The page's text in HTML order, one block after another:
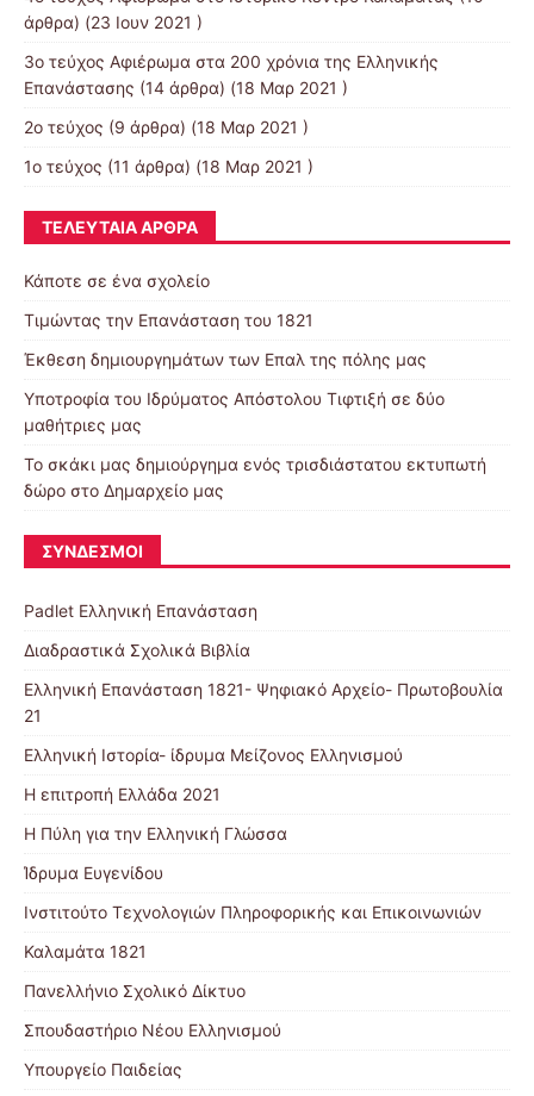
άρθρα) (23 Ιουν 2021 )
3o τεύχος Αφιέρωμα στα 200 χρόνια της Ελληνικής
Επανάστασης (14 άρθρα) (18 Μαρ 2021 )
2ο τεύχος (9 άρθρα) (18 Μαρ 2021 )
1ο τεύχος (11 άρθρα) (18 Μαρ 2021 )
ΤΕΛΕΥΤΑΊΑ ΆΡΘΡΑ
Κάποτε σε ένα σχολείο
Τιμώντας την Επανάσταση του 1821
Έκθεση δημιουργημάτων των Επαλ της πόλης μας
Υποτροφία του Ιδρύματος Απόστολου Τιφτιξή σε δύο
μαθήτριες μας
Το σκάκι μας δημιούργημα ενός τρισδιάστατου εκτυπωτή
δώρο στο Δημαρχείο μας
ΣΎΝΔΕΣΜΟΙ
Padlet Ελληνική Επανάσταση
Διαδραστικά Σχολικά Βιβλία
Ελληνική Επανάσταση 1821- Ψηφιακό Αρχείο- Πρωτοβουλία
21
Ελληνική Ιστορία- ίδρυμα Μείζονος Ελληνισμού
Η επιτροπή Ελλάδα 2021
Η Πύλη για την Ελληνική Γλώσσα
Ίδρυμα Ευγενίδου
Ινστιτούτο Τεχνολογιών Πληροφορικής και Επικοινωνιών
Καλαμάτα 1821
Πανελλήνιο Σχολικό Δίκτυο
Σπουδαστήριο Νέου Ελληνισμού
Υπουργείο Παιδείας